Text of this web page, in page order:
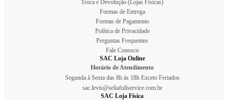
Troca e Devolução (Lojas Físicas)
Formas de Entrega
Formas de Pagamento
Política de Privacidade
Perguntas Frequentes
Fale Conosco
SAC Loja Online
Horário de Atendimento
Segunda à Sexta das 8h às 18h Exceto Feriados
sac.levis@seliafullservice.com.br
SAC Loja Física